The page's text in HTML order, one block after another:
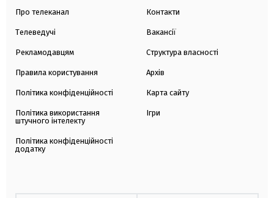
Про телеканал
Телеведучі
Рекламодавцям
Правила користування
Політика конфіденційності
Політика використання
штучного інтелекту
Політика конфіденційності
додатку
Контакти
Вакансії
Структура власності
Архів
Карта сайту
Ігри